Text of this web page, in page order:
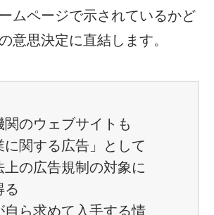
ムページで示されているかど
意思決定に直結します。
関のウェブサイトも
に関する広告」として
上の広告規制の対象に
る
自ら求めて入手する情